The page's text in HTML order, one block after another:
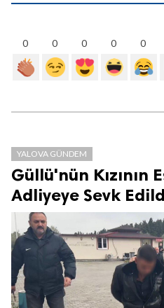
0 0 0 0 0
YALOVA GÜNDEM
Güllü'nün Kızının
Adliyeye Sevk